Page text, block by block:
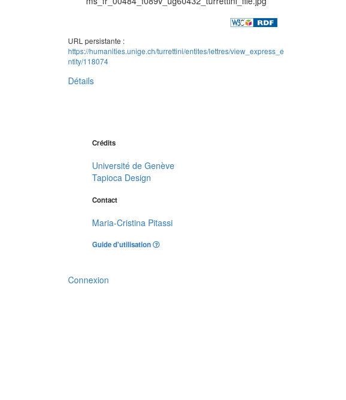
URL persistante :
https://humanities.unige.ch/turrettini/entites/lettres/view_express_e
ntity/118074
Détails
Crédits
Université de Genève
Tapioca Design
Contact
Maria-Cristina Pitassi
Guide d'utilisation
Connexion